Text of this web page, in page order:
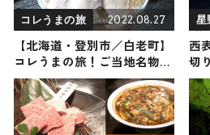
コレうまの旅 2022.08.27
【北海道・登別市／白老町】
コレうまの旅！ご当地名物グ
ルメをお届け
星
西
切
西
ト
ク